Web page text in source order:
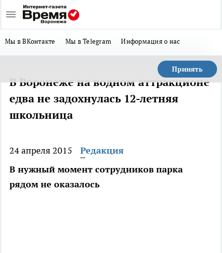
Мы в ВКонтакте Мы в Telegram Информация о нас
Принять
В Воронеже на водном аттракционе
едва не задохнулась 12-летняя
школьница
24 апреля 2015
Редакция
В нужный момент сотрудников парка
рядом не оказалось